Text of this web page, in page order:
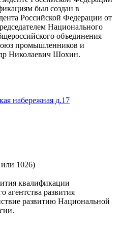
был создан в
Российской Федерации от
Национального
объединения
промышленников и
Николаевич Шохин.
набережная д.17
1026)
квалификации
агентства развития
развитию Национальной